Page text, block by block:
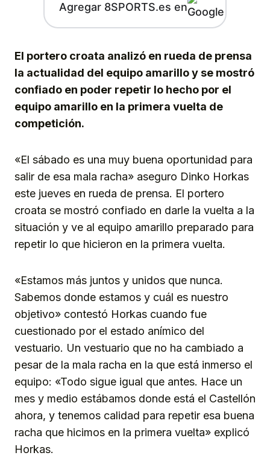
Agregar 8SPORTS.es en
El portero croata analizó en rueda de prensa
la actualidad del equipo amarillo y se mostró
confiado en poder repetir lo hecho por el
equipo amarillo en la primera vuelta de
competición.
«El sábado es una muy buena oportunidad para
salir de esa mala racha» aseguro Dinko Horkas
este jueves en rueda de prensa. El portero
croata se mostró confiado en darle la vuelta a la
situación y ve al equipo amarillo preparado para
repetir lo que hicieron en la primera vuelta.
«Estamos más juntos y unidos que nunca.
Sabemos donde estamos y cuál es nuestro
objetivo» contestó Horkas cuando fue
cuestionado por el estado anímico del
vestuario. Un vestuario que no ha cambiado a
pesar de la mala racha en la que está inmerso el
equipo: «Todo sigue igual que antes. Hace un
mes y medio estábamos donde está el Castellón
ahora, y tenemos calidad para repetir esa buena
racha que hicimos en la primera vuelta» explicó
Horkas.